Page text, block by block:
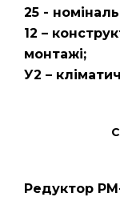
25 -
12 –
монтажі;
У2 –
Редуктор